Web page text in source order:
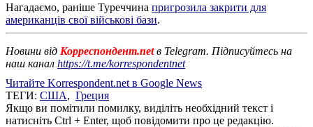
Нагадаємо, раніше Туреччина пригрозила закрити для
американців свої військові бази.
Новини від Корреспондент.netв Telegram. Підписуйтесь на
наш канал https://t.me/korrespondentnet
Читайте Korrespondent.net в Google News
ТЕГИ: США, Греция
Якщо ви помітили помилку, виділіть необхідний текст і
натисніть Ctrl + Enter, щоб повідомити про це редакцію.